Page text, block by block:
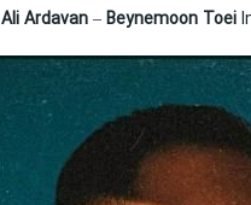
Ali Ardavan– Beynemoon Toei